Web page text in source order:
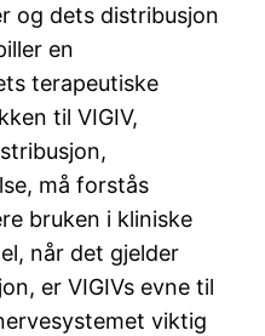
og dets distribusjon
en
terapeutiske
til VIGIV,
må forstås
bruken i kliniske
når det gjelder
er VIGIVs evne til
viktig